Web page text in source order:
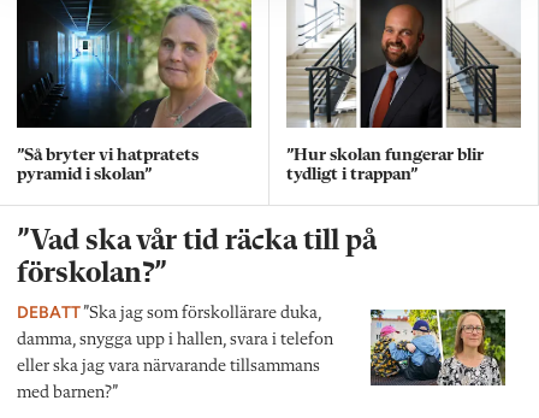
”Så bryter vi hatpratets
pyramid i skolan”
”Hur skolan fungerar blir
tydligt i trappan”
”Vad ska vår tid räcka till på
förskolan?”
DEBATT”Ska jag som förskollärare duka,
damma, snygga upp i hallen, svara i telefon
eller ska jag vara närvarande tillsammans
med barnen?”